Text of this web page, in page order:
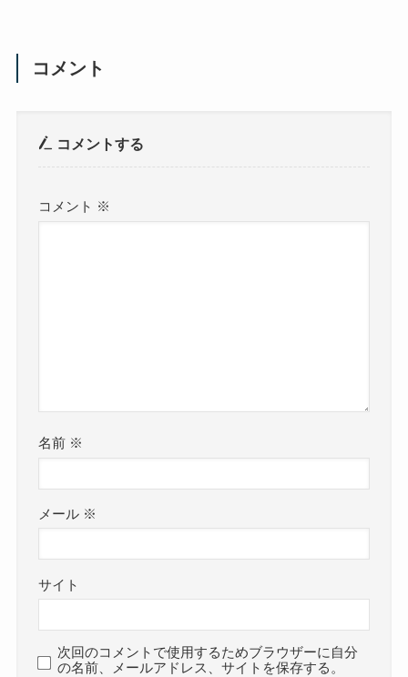
コメント
コメントする
コメント ※
名前 ※
メール ※
サイト
次回のコメントで使用するためブラウザーに自分
の名前、メールアドレス、サイトを保存する。